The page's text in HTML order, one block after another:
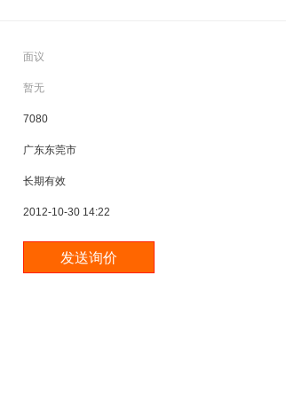
面议
暂无
7080
广东东莞市
长期有效
2012-10-30 14:22